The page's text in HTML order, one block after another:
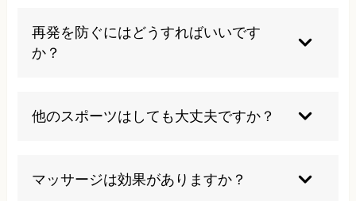
こともありますが、適切な早期治療により多くの
場合は手術を避けることができます。
再発を防ぐにはどうすればいいです
か？
量増加、定期的なストレッチ、適切なシューズ選
他のスポーツはしても大丈夫ですか？
題ありませんが、ジャンプ系やターン動作の多い
スポーツは避けた方が安全です。
マッサージは効果がありますか？